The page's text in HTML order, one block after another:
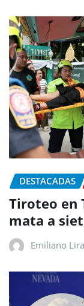
DESTACADAS
Tiroteo en
mata a
Emiliano Lira